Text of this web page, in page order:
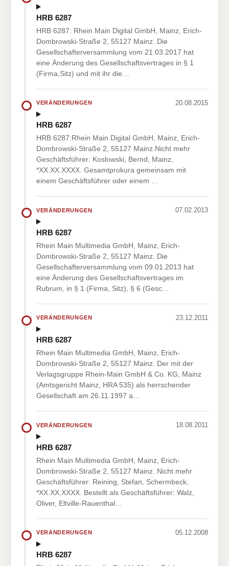
HRB 6287
HRB 6287: Rhein Main Digital GmbH, Mainz, Erich-
Dombrowski-Straße 2, 55127 Mainz. Die
Gesellschafterversammlung vom 21.03.2017 hat
eine Änderung des Gesellschaftsvertrages in § 1
(Firma,Sitz) und mit ihr die…
VERÄNDERUNGEN 20.08.2015
HRB 6287
HRB 6287:Rhein Main Digital GmbH, Mainz, Erich-
Dombrowski-Straße 2, 55127 Mainz.Nicht mehr
Geschäftsführer: Koslowski, Bernd, Mainz,
*XX.XX.XXXX. Gesamtprokura gemeinsam mit
einem Geschäftsführer oder einem …
VERÄNDERUNGEN 07.02.2013
HRB 6287
Rhein Main Multimedia GmbH, Mainz, Erich-
Dombrowski-Straße 2, 55127 Mainz. Die
Gesellschafterversammlung vom 09.01.2013 hat
eine Änderung des Gesellschaftsvertrages im
Rubrum, in § 1 (Firma, Sitz), § 6 (Gesc…
VERÄNDERUNGEN 23.12.2011
HRB 6287
Rhein Main Multimedia GmbH, Mainz, Erich-
Dombrowski-Straße 2, 55127 Mainz. Der mit der
Verlagsgruppe Rhein-Main GmbH & Co. KG, Mainz
(Amtsgericht Mainz, HRA 535) als herrschender
Gesellschaft am 26.11.1997 a…
VERÄNDERUNGEN 18.08.2011
HRB 6287
Rhein Main Multimedia GmbH, Mainz, Erich-
Dombrowski-Straße 2, 55127 Mainz. Nicht mehr
Geschäftsführer: Reining, Stefan, Schermbeck,
*XX.XX.XXXX. Bestellt als Geschäftsführer: Walz,
Oliver, Eltville-Rauenthal…
VERÄNDERUNGEN 05.12.2008
HRB 6287